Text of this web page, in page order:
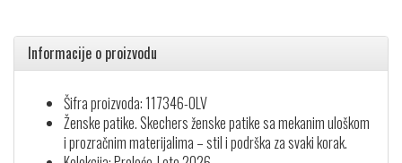
Informacije o proizvodu
Šifra proizvoda: 117346-OLV
Ženske patike. Skechers ženske patike sa mekanim uloškom
i prozračnim materijalima – stil i podrška za svaki korak.